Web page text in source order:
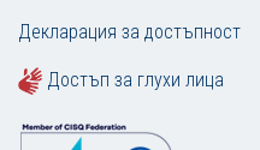
Декларация за достъпност
Достъп за глухи лица